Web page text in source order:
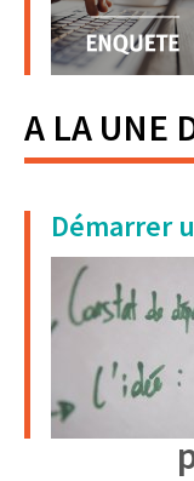
A LA UNE
Démarrer